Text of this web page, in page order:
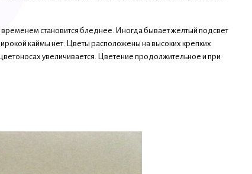
становится бледнее. Иногда бывает желтый подсвет
каймы нет. Цветы расположены на высоких крепких
увеличивается. Цветение продолжительное и при